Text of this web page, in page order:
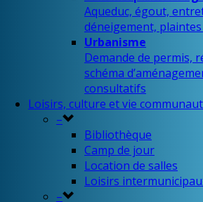
Aqueduc, égout,
déneigement,
Urbanisme
Demande de permis,
schéma
consultatifs
Loisirs, culture et vie
–
Bibliothèque
Camp de jour
Location de salles
Loisirs
–